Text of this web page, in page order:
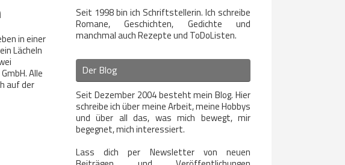
in einer
Lächeln
Alle
auf der
Seit 1998 bin ich Schriftstellerin. Ich schreibe
Romane, Geschichten, Gedichte und
manchmal auch Rezepte und ToDoListen.
Der Blog
Seit Dezember 2004 besteht mein Blog. Hier
schreibe ich über meine Arbeit, meine Hobbys
und über all das, was mich bewegt, mir
begegnet, mich interessiert.
Lass dich per Newsletter von neuen